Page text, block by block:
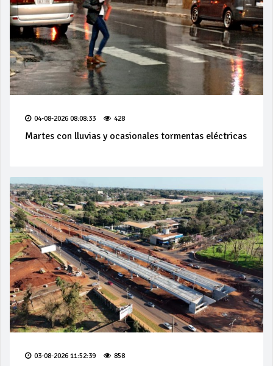
04-08-2026 08:08:33 428
Martes con lluvias y ocasionales tormentas eléctricas
03-08-2026 11:52:39 858